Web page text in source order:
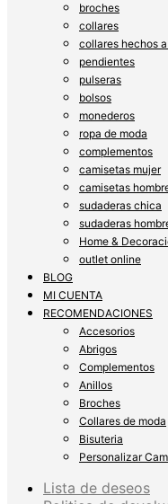
broches
collares
collares hechos
pendientes
pulseras
bolsos
monederos
ropa de moda
complementos
camisetas mujer
camisetas
sudaderas chica
sudaderas
Home &
outlet online
BLOG
MI CUENTA
RECOMENDACIONES
Accesorios
Abrigos
Complementos
Anillos
Broches
Collares de moda
Bisuteria
Personalizar
Lista de deseos